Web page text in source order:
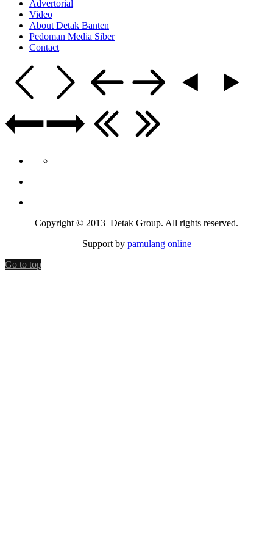
Advertorial
Video
About Detak Banten
Pedoman Media Siber
Contact
Copyright © 2013 Detak Group. All rights reserved.
Support by pamulang online
Go to top